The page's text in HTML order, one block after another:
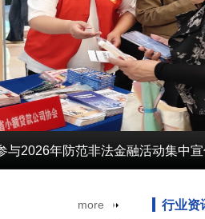
与2026年防范非法金融活动集中
more 行业资